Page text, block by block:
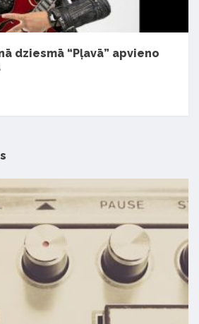
dziesmā “Pļavā” apvieno